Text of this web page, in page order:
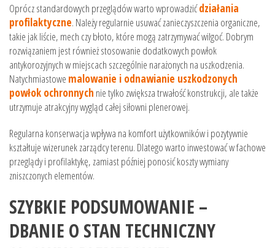
Oprócz standardowych przeglądów warto wprowadzićdziałania
profilaktyczne. Należy regularnie usuwać zanieczyszczenia organiczne,
takie jak liście, mech czy błoto, które mogą zatrzymywać wilgoć. Dobrym
rozwiązaniem jest również stosowanie dodatkowych powłok
antykorozyjnych w miejscach szczególnie narażonych na uszkodzenia.
Natychmiastowe malowanie i odnawianie uszkodzonych
powłok ochronnych nie tylko zwiększa trwałość konstrukcji, ale także
utrzymuje atrakcyjny wygląd całej siłowni plenerowej.
Regularna konserwacja wpływa na komfort użytkowników i pozytywnie
kształtuje wizerunek zarządcy terenu. Dlatego warto inwestować w fachowe
przeglądy i profilaktykę, zamiast później ponosić koszty wymiany
zniszczonych elementów.
SZYBKIE PODSUMOWANIE –
DBANIE O STAN TECHNICZNY